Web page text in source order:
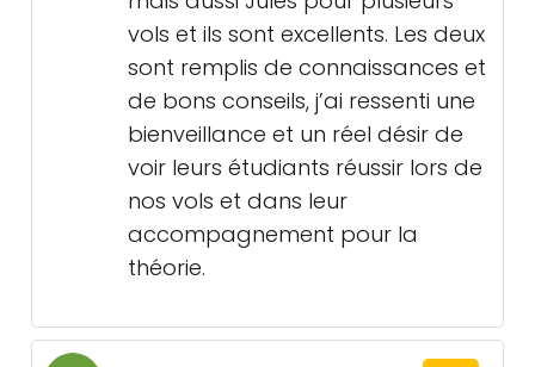
vols et ils sont excellents. Les deux
sont remplis de connaissances et
de bons conseils, j’ai ressenti une
bienveillance et un réel désir de
voir leurs étudiants réussir lors de
nos vols et dans leur
accompagnement pour la
théorie.